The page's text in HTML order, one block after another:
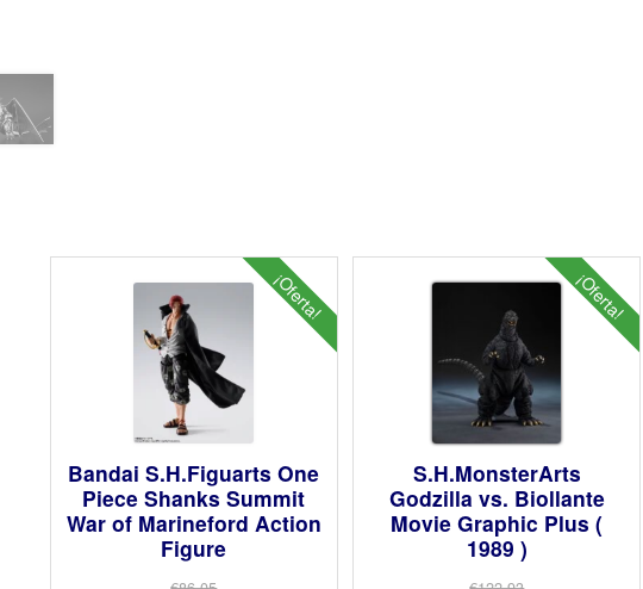
¡Oferta!
Bandai S.H.Figuarts One
Piece Shanks Summit
War of Marineford Action
Figure
¡Oferta!
S.H.MonsterArts
Godzilla vs. Biollante
Movie Graphic Plus (
1989 )